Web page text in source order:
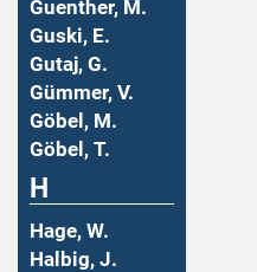
Guenther, M.
Guski, E.
Gutaj, G.
Gümmer, V.
Göbel, M.
Göbel, T.
H
Hage, W.
Halbig, J.